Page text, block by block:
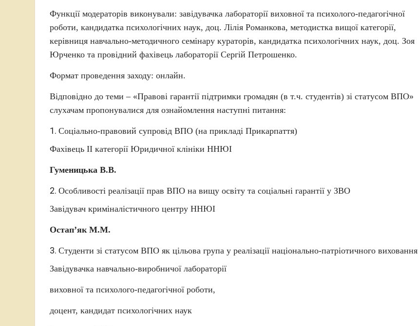
Функції модераторів виконували: завідувачка лабораторії виховної та психолого-педагогічної
роботи, кандидатка психологічних наук, доц. Лілія Романкова, методистка вищої категорії,
керівниця навчально-методичного семінару кураторів, кандидатка психологічних наук, доц. Зоя
Юрченко та провідний фахівець лабораторії Сергій Петрошенко.
Формат проведення заходу: онлайн.
Відповідно до теми – «Правові гарантії підтримки громадян (в т.ч. студентів) зі статусом ВПО»
слухачам пропонувалися для ознайомлення наступні питання:
Соціально-правовий супровід ВПО (на прикладі Прикарпаття)
Фахівець ІІ категорії Юридичної клініки ННЮІ
Гуменицька В.В.
Особливості реалізації прав ВПО на вищу освіту та соціальні гарантії у ЗВО
Завідувач криміналістичного центру ННЮІ
Остап’як М.М.
Студенти зі статусом ВПО як цільова група у реалізації національно-патріотичного виховання
Завідувачка навчально-виробничої лабораторії
виховної та психолого-педагогічної роботи,
доцент, кандидат психологічних наук